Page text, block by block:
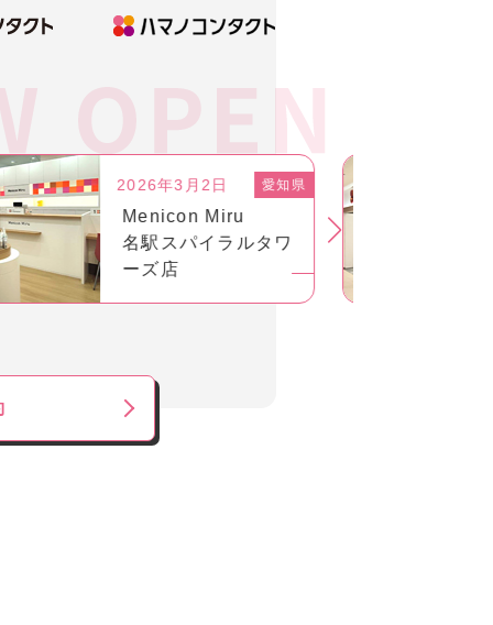
2026年2月20日 鹿児島県
シティコンタクト
鹿児島店